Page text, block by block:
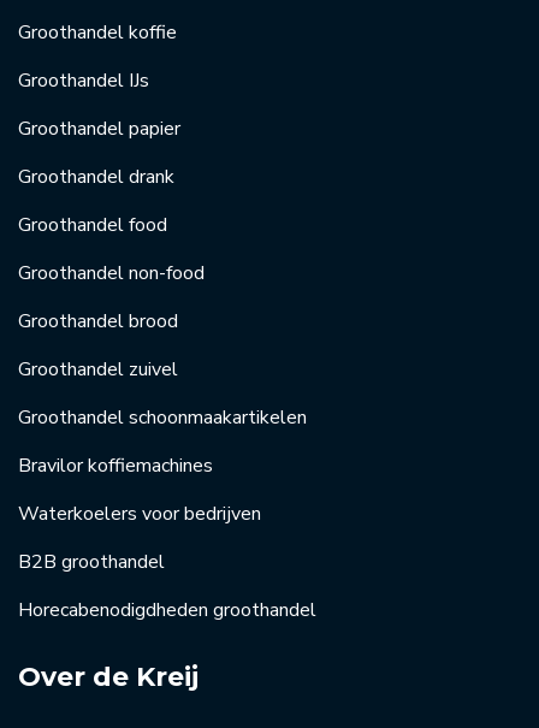
Groothandel koffie
Groothandel IJs
Groothandel papier
Groothandel drank
Groothandel food
Groothandel non-food
Groothandel brood
Groothandel zuivel
Groothandel schoonmaakartikelen
Bravilor koffiemachines
Waterkoelers voor bedrijven
B2B groothandel
Horecabenodigdheden groothandel
Over de Kreij